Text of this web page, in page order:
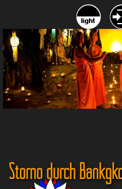
Storno durch